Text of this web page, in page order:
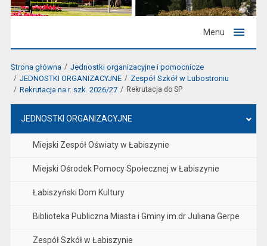
Menu
Strona główna
Jednostki organizacyjne i pomocnicze
JEDNOSTKI ORGANIZACYJNE
Zespół Szkół w Lubostroniu
Rekrutacja na r. szk. 2026/27
Rekrutacja do SP
JEDNOSTKI ORGANIZACYJNE
Miejski Zespół Oświaty w Łabiszynie
Miejski Ośrodek Pomocy Społecznej w Łabiszynie
Łabiszyński Dom Kultury
Biblioteka Publiczna Miasta i Gminy im.dr Juliana Gerpe
Zespół Szkół w Łabiszynie